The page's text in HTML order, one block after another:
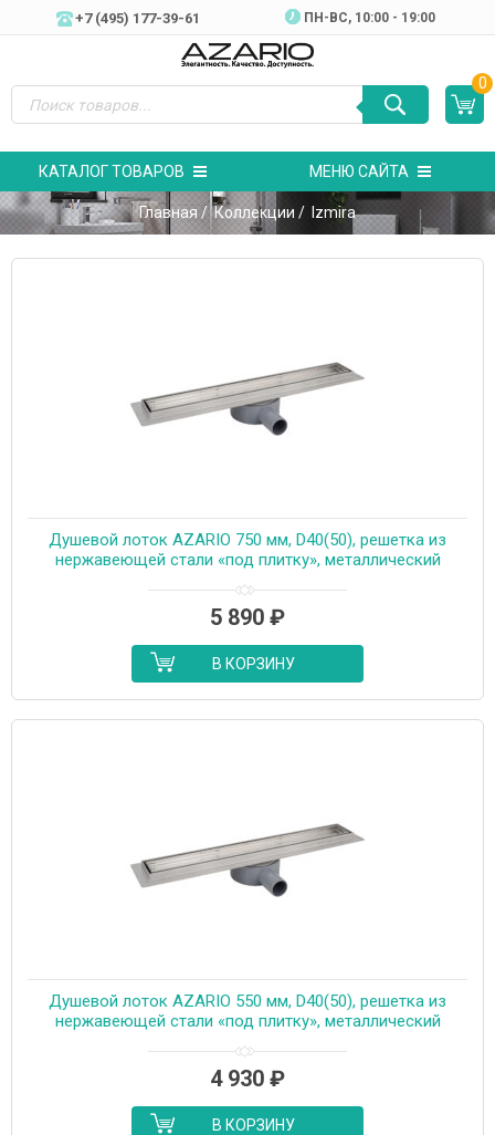
+7 (495) 177-39-61 ПН-ВC, 10:00 - 19:00
0
КАТАЛОГ ТОВАРОВ МЕНЮ САЙТА
Главная/Коллекции / Izmira
Душевой лоток AZARIO 750 мм, D40(50), решетка из
нержавеющей стали «под плитку», металлический
(AZT3TILE750)
5 890 ₽
В КОРЗИНУ
Душевой лоток AZARIO 550 мм, D40(50), решетка из
нержавеющей стали «под плитку», металлический
(AZT3TILE550)
4 930 ₽
В КОРЗИНУ